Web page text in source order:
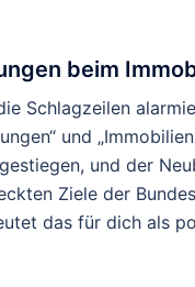
beim
Schlagzeilen
und
und der
Ziele der
das für dich als